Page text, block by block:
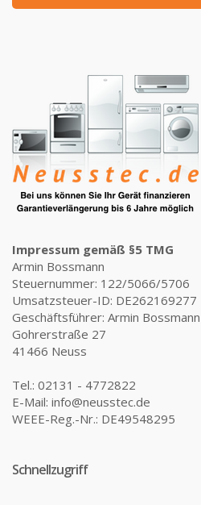
Impressum gemäß §5 TMG
Armin Bossmann
Steuernummer: 122/5066/5706
Umsatzsteuer-ID: DE262169277
Geschäftsführer: Armin Bossmann
Gohrerstraße 27
41466 Neuss
Tel.: 02131 - 4772822
E-Mail: info@neusstec.de
WEEE-Reg.-Nr.: DE49548295
Schnellzugriff